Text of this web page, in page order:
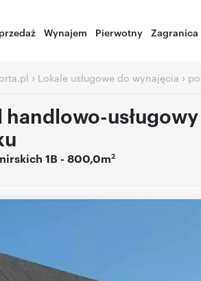
Wynajem Pierwotny Zagranica
› Lokale usługowe do wynajęcia ›
handlowo-
1B - 800,0m2